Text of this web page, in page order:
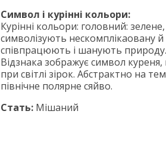
Символ і курінні кольори:
Курінні кольори: головний: зелене,
символізують неcкомплікаовану
співпрацюють і шанують природу.
Відзнака зображує символ куреня,
при світлі зірок. Абстрактно на
північне полярне сяйво.
Стать:Мішаний